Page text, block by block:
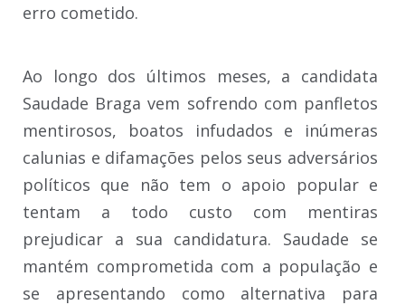
erro cometido.
Ao longo dos últimos meses, a candidata
Saudade Braga vem sofrendo com panfletos
mentirosos, boatos infudados e inúmeras
calunias e difamações pelos seus adversários
políticos que não tem o apoio popular e
tentam a todo custo com mentiras
prejudicar a sua candidatura. Saudade se
mantém comprometida com a população e
se apresentando como alternativa para